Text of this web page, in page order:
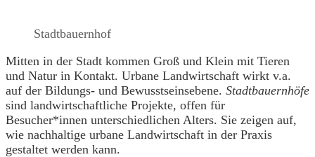
Stadtbauernhof
Mitten in der Stadt kommen Groß und Klein mit Tieren
und Natur in Kontakt. Urbane Landwirtschaft wirkt v.a.
auf der Bildungs- und Bewusstseinsebene. Stadtbauernhöfe
sind landwirtschaftliche Projekte, offen für
Besucher*innen unterschiedlichen Alters. Sie zeigen auf,
wie nachhaltige urbane Landwirtschaft in der Praxis
gestaltet werden kann.